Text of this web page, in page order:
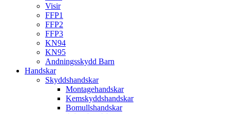
Visir
FFP1
FFP2
FFP3
KN94
KN95
Andningsskydd Barn
Handskar
Skyddshandskar
Montagehandskar
Kemskyddshandskar
Bomullshandskar